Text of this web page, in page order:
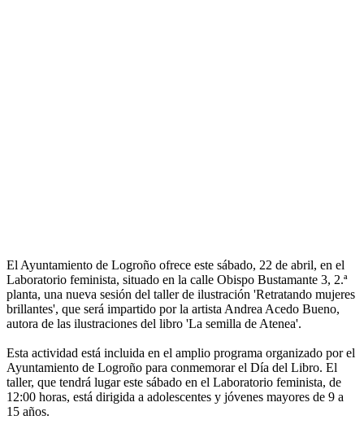
El Ayuntamiento de Logroño ofrece este sábado, 22 de abril, en el
Laboratorio feminista, situado en la calle Obispo Bustamante 3, 2.ª
planta, una nueva sesión del taller de ilustración 'Retratando mujeres
brillantes', que será impartido por la artista Andrea Acedo Bueno,
autora de las ilustraciones del libro 'La semilla de Atenea'.
Esta actividad está incluida en el amplio programa organizado por el
Ayuntamiento de Logroño para conmemorar el Día del Libro. El
taller, que tendrá lugar este sábado en el Laboratorio feminista, de
12:00 horas, está dirigida a adolescentes y jóvenes mayores de 9 a
15 años.